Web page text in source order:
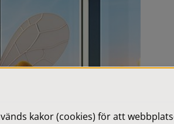
kakor (cookies) för att